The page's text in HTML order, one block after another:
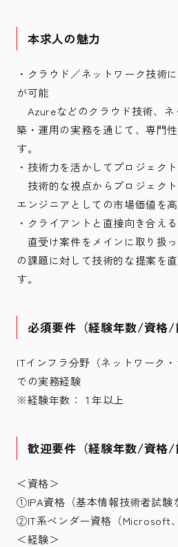
本求人の魅力
・クラウド／ネットワーク技術
が可能
Azureなどのクラウド技術、ネ
築・運用の実務を通じて、専門
す。
・技術力を活かしてプロジェク
技術的な視点からプロジェクト
エンジニアとしての市場価値を高
・クライアントと直接向き合え
直受け案件をメインに取り扱
の課題に対して技術的な提案を
す。
必須要件（経験年数/資格/
ITインフラ分野（ネットワーク・
での実務経験
※経験年数：１年以上
歓迎要件（経験年数/資格/
＜資格＞
①IPA資格（基本情報技術者試験
②IT系ベンダー資格（Microsoft、
＜経験＞